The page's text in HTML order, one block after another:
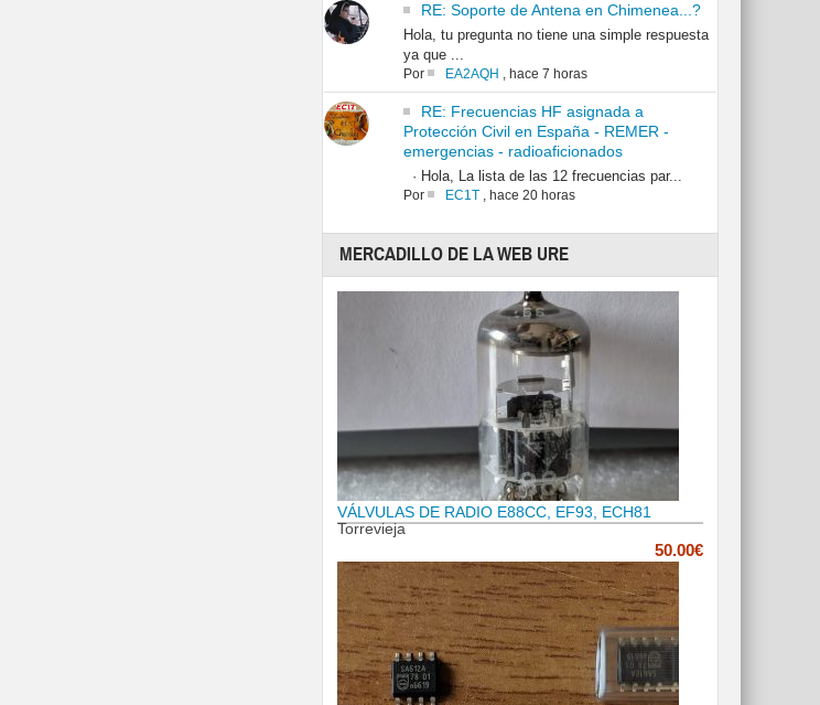
RE: Soporte de Antena en Chimenea...?
Hola, tu pregunta no tiene una simple respuesta
ya que ...
Por EA2AQH , hace 7 horas
RE: Frecuencias HF asignada a
Protección Civil en España - REMER -
emergencias - radioaficionados
· Hola, La lista de las 12 frecuencias par...
Por EC1T, hace 20 horas
MERCADILLO DE LA WEB URE
VÁLVULAS DE RADIO E88CC, EF93, ECH81
Torrevieja
50.00€